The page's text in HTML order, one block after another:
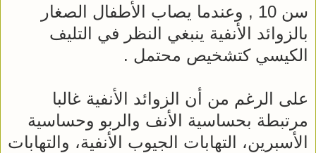
سن 10 , وعندما يصاب الأطفال الصغار
بالزوائد الأنفية ينبغي النظر في التليف
الكيسي كتشخيص محتمل .
على الرغم من أن الزوائد الأنفية غالبا
مرتبطة بحساسية الأنف والربو وحساسية
الأسبرين، التهابات الجيوب الأنفية، والتهابات